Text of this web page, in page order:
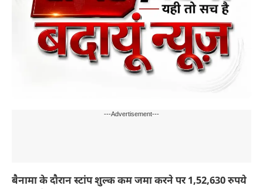
---Advertisement---
बैनामा के दौरान स्टांप शुल्क कम जमा करने पर 1,52,630 रुपये